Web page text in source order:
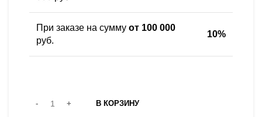
При заказе на сумму от 100 000
руб.
10%
В КОРЗИНУ